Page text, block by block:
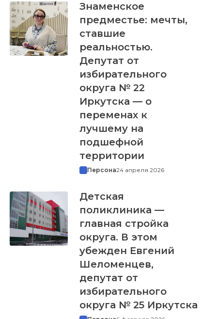
Знаменское
предместье: мечты,
ставшие
реальностью.
Депутат от
избирательного
округа № 22
Иркутска — о
переменах к
лучшему на
подшефной
территории
Персона24 апреля 2026
Детская
поликлиника —
главная стройка
округа. В этом
убежден Евгений
Шеломенцев,
депутат от
избирательного
округа № 25 Иркутска